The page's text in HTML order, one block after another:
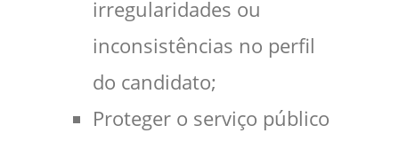
irregularidades ou
inconsistências no perfil
do candidato;
Proteger o serviço público